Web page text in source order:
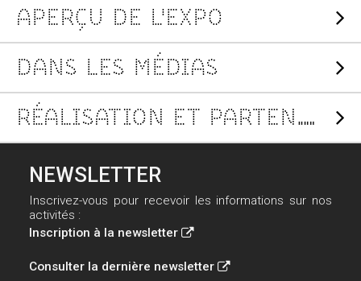
APERÇU DE L'EXPO
DANS LES MÉDIAS
RÉALISATION ET PARTENARIATS
NEWSLETTER
Inscrivez-vous pour recevoir les informations sur nos
activités :
Inscription à la newsletter
Consulter la dernière newsletter